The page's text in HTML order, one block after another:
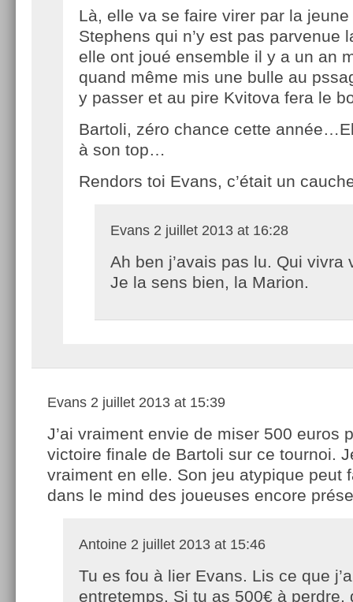
Là, elle va se faire virer par la
Stephens qui n’y est pas parvenue
elle ont joué ensemble il y a un an
quand même mis une bulle au
y passer et au pire Kvitova fera le
Bartoli, zéro chance cette
à son top…
Rendors toi Evans, c’était un
Evans 2 juillet 2013 at 16:28
Ah ben j’avais pas lu. Qui vivra
Je la sens bien, la Marion.
Evans 2 juillet 2013 at 15:39
J’ai vraiment envie de miser 500 euros
victoire finale de Bartoli sur ce tournoi.
vraiment en elle. Son jeu atypique peut
dans le mind des joueuses encore
Antoine 2 juillet 2013 at 15:46
Tu es fou à lier Evans. Lis ce que
entretemps. Si tu as 500€ à perdre,